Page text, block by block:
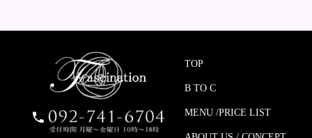
TOP
B TO C
MENU /PRICE LIST